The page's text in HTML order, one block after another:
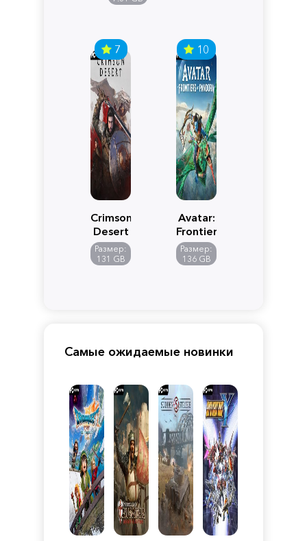
7
Crimson
Desert
Размер:
131 GB
10
Avatar:
Frontiers
of
Pandora
Размер:
136 GB
Самые ожидаемые новинки